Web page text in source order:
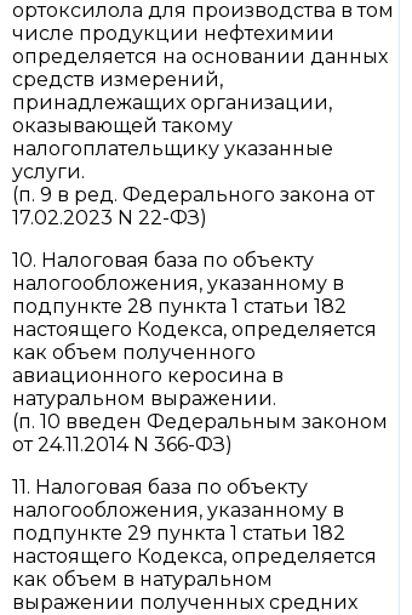
ортоксилола для производства в том
числе продукции нефтехимии
определяется на основании данных
средств измерений,
принадлежащих организации,
оказывающей такому
налогоплательщику указанные
услуги.
(п. 9 в ред. Федерального закона от
17.02.2023 N 22-ФЗ)
10. Налоговая база по объекту
налогообложения, указанному в
подпункте 28 пункта 1 статьи 182
настоящего Кодекса, определяется
как объем полученного
авиационного керосина в
натуральном выражении.
(п. 10 введен Федеральным законом
от 24.11.2014 N 366-ФЗ)
11. Налоговая база по объекту
налогообложения, указанному в
подпункте 29 пункта 1 статьи 182
настоящего Кодекса, определяется
как объем в натуральном
выражении полученных средних